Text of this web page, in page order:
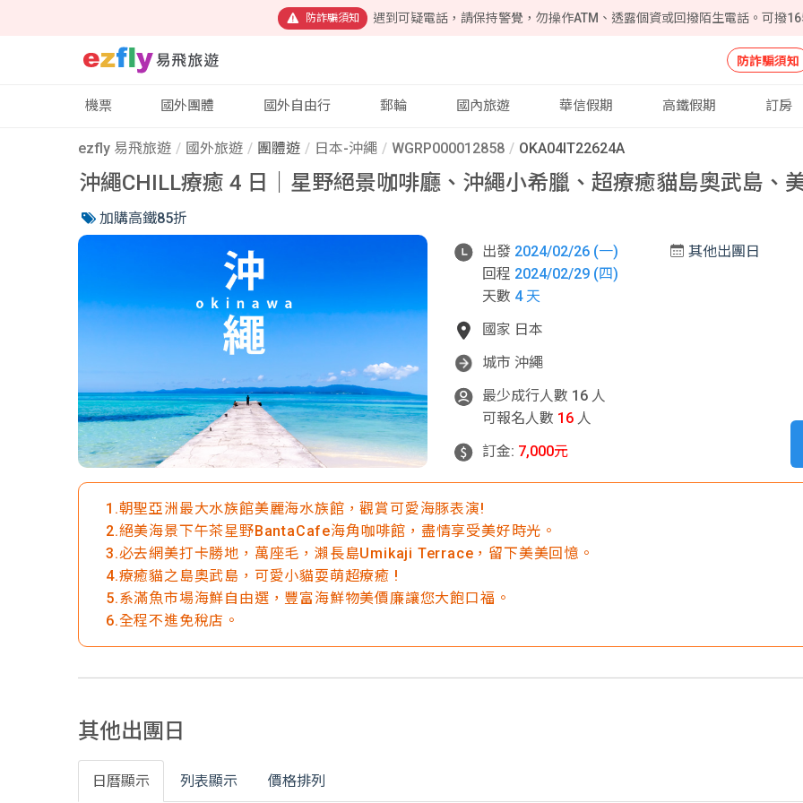
防詐騙須知 遇到可疑電話，請保持警覺，勿操作ATM、透露個資或回撥陌生電話。可撥
防詐騙須知
機票 國外團體 國外自由行 郵輪 國內旅遊 華信假期 高鐵假期 訂房
ezfly 易飛旅遊 國外旅遊 團體遊 日本-沖繩 WGRP000012858 OKA04IT22624A
沖繩CHILL療癒 4 日｜星野絕景咖啡廳、沖繩小希臘、超療癒貓島奧武島、
加購高鐵85折
出發 2024/02/26 (一)
回程 2024/02/29 (四)
天數 4 天
其他出團日
國家 日本
城市 沖繩
最少成行人數 16 人
可報名人數 16 人
訂金: 7,000元
1.朝聖亞洲最大水族館美麗海水族館，觀賞可愛海豚表演!
2.絕美海景下午茶星野BantaCafe海角咖啡館，盡情享受美好時光。
3.必去網美打卡勝地，萬座毛，瀨長島Umikaji Terrace，留下美美回憶。
4.療癒貓之島奧武島，可愛小貓耍萌超療癒 !
5.系滿魚市場海鮮自由選，豐富海鮮物美價廉讓您大飽口福。
6.全程不進免稅店。
其他出團日
日曆顯示 列表顯示 價格排列